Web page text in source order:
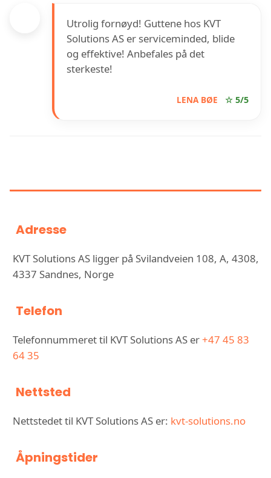
Utrolig fornøyd! Guttene hos KVT
Solutions AS er serviceminded, blide
og effektive! Anbefales på det
sterkeste!
LENA BØE ☆ 5/5
Adresse
KVT Solutions AS ligger på Svilandveien 108, A, 4308,
4337 Sandnes, Norge
Telefon
Telefonnummeret til KVT Solutions AS er+47 45 83
64 35
Nettsted
Nettstedet til KVT Solutions AS er: kvt-solutions.no
Åpningstider